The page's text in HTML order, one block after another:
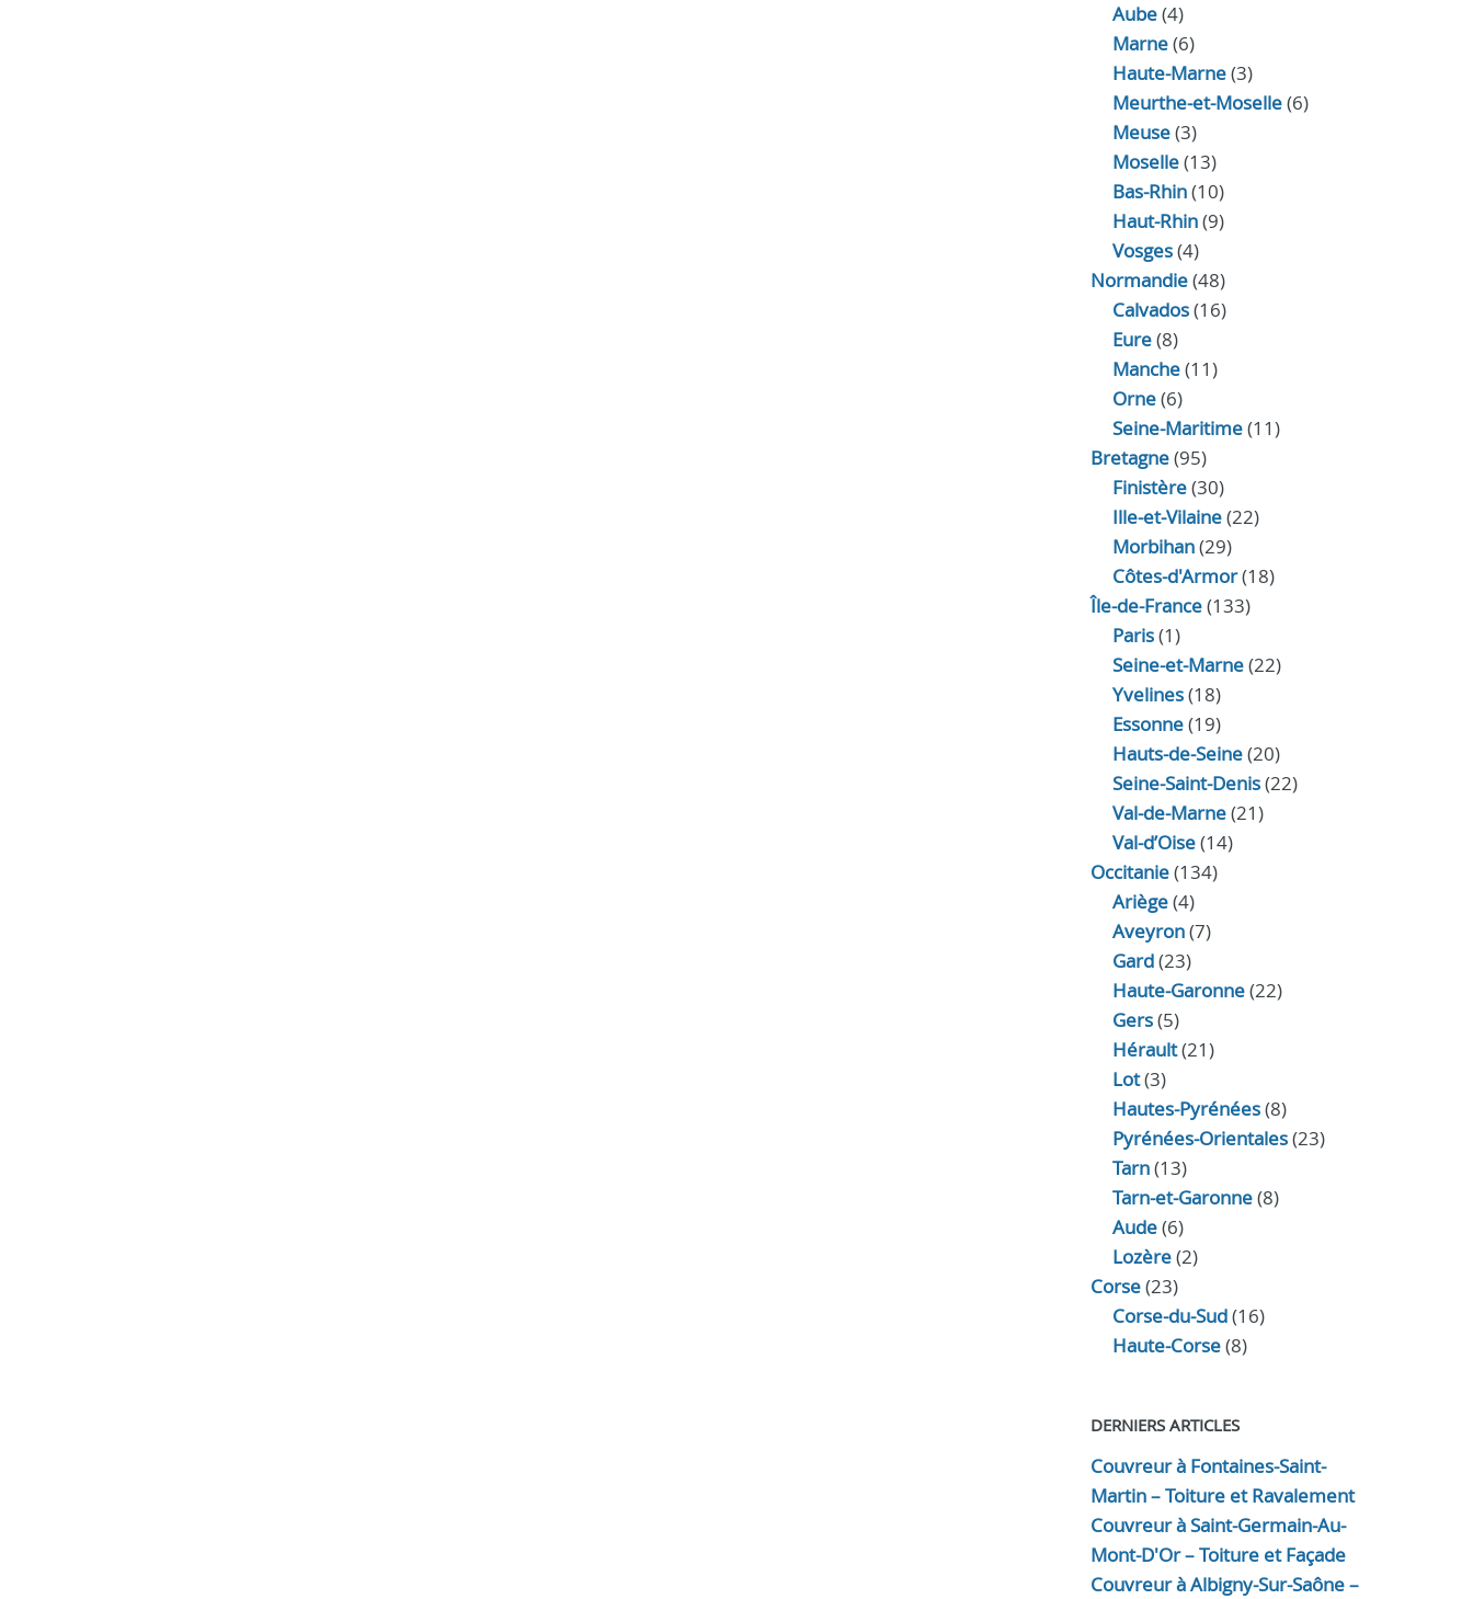
Aube(4)
Marne(6)
Haute-Marne(3)
Meurthe-et-Moselle(6)
Meuse(3)
Moselle(13)
Bas-Rhin(10)
Haut-Rhin(9)
Vosges(4)
Normandie(48)
Calvados(16)
Eure(8)
Manche(11)
Orne(6)
Seine-Maritime(11)
Bretagne(95)
Finistère(30)
Ille-et-Vilaine(22)
Morbihan(29)
Côtes-d'Armor(18)
Île-de-France(133)
Paris(1)
Seine-et-Marne(22)
Yvelines(18)
Essonne(19)
Hauts-de-Seine(20)
Seine-Saint-Denis(22)
Val-de-Marne(21)
Val-d’Oise(14)
Occitanie(134)
Ariège(4)
Aveyron(7)
Gard(23)
Haute-Garonne(22)
Gers(5)
Hérault(21)
Lot(3)
Hautes-Pyrénées(8)
Pyrénées-Orientales(23)
Tarn(13)
Tarn-et-Garonne(8)
Aude(6)
Lozère(2)
Corse(23)
Corse-du-Sud(16)
Haute-Corse(8)
DERNIERS ARTICLES
Couvreur à Fontaines-Saint-
Martin – Toiture et Ravalement
Couvreur à Saint-Germain-Au-
Mont-D'Or – Toiture et Façade
Couvreur à Albigny-Sur-Saône –